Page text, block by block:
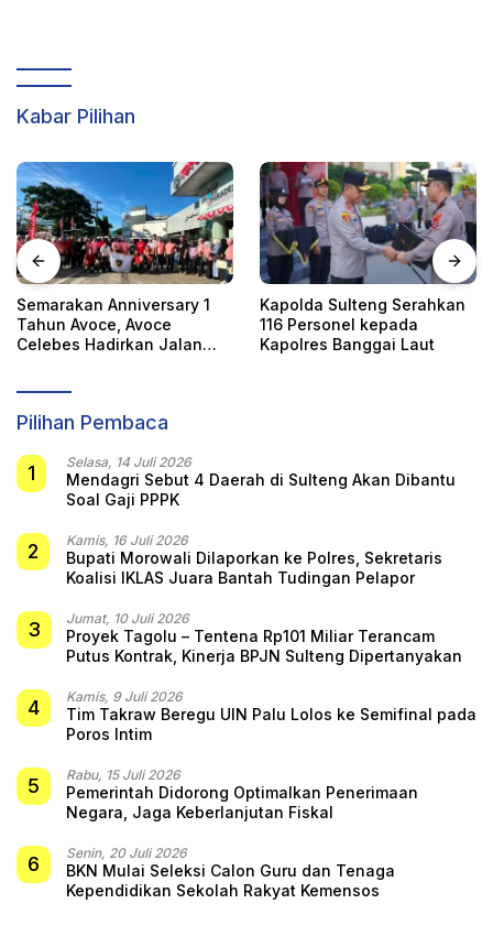
Kabar Pilihan
Semarakan Anniversary 1
Tahun Avoce, Avoce
Celebes Hadirkan Jalan
Kapolda Sulteng Serahkan
116 Personel kepada
Kapolres Banggai Laut
Pilihan Pembaca
1 Selasa, 14 Juli 2026
Mendagri Sebut 4 Daerah di Sulteng Akan Dibantu
Soal Gaji PPPK
2 Kamis, 16 Juli 2026
Bupati Morowali Dilaporkan ke Polres, Sekretaris
Koalisi IKLAS Juara Bantah Tudingan Pelapor
3 Jumat, 10 Juli 2026
Proyek Tagolu – Tentena Rp101 Miliar Terancam
Putus Kontrak, Kinerja BPJN Sulteng Dipertanyakan
4 Kamis, 9 Juli 2026
Tim Takraw Beregu UIN Palu Lolos ke Semifinal pada
Poros Intim
5 Rabu, 15 Juli 2026
Pemerintah Didorong Optimalkan Penerimaan
Negara, Jaga Keberlanjutan Fiskal
6 Senin, 20 Juli 2026
BKN Mulai Seleksi Calon Guru dan Tenaga
Kependidikan Sekolah Rakyat Kemensos